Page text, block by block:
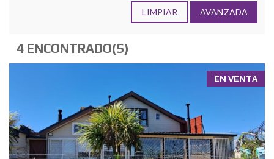
LIMPIAR AVANZADA
4 ENCONTRADO(S)
EN VENTA